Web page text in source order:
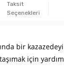
Taksit
Seçenekleri
bir
için